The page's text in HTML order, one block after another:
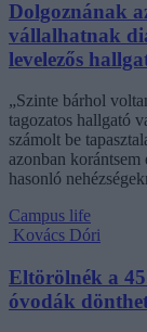
Dolgoznának
vállalhatnak
levelezős
„Szinte bárhol
tagozatos hallgató
számolt be
azonban
hasonló
Campus life
Kovács Dóri
Eltörölnék a
óvodák